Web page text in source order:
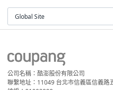
Global Site
公司名稱：酷澎股份有限公司
聯繫地址：11049 台北市信義區信義路